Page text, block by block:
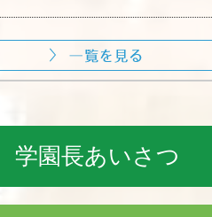
学園長あいさつ